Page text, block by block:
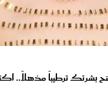
بشرتك ترطيباً مذهلاً..